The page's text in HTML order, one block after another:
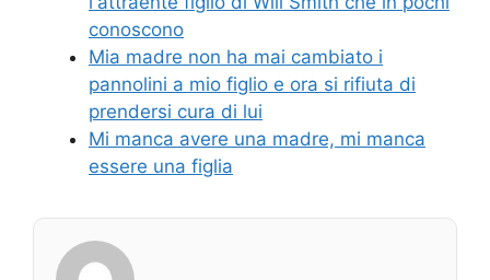
conoscono
Mia madre non ha mai cambiato i
pannolini a mio figlio e ora si rifiuta di
prendersi cura di lui
Mi manca avere una madre, mi manca
essere una figlia